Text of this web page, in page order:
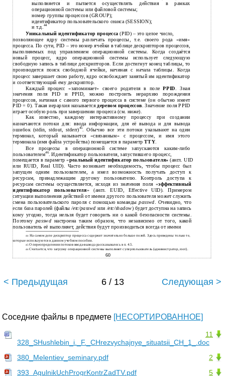
выполняется и пытается осуществлять действия в рамках
операционной системы или файловой системы;
номер группы процессов (GROUP);
идентификатор пользовательского сеанса (SESSION);
и т.д.44
Уникальный идентификатор процесса(PID) – это целое число,
позволяющее ядру системы различать процессы, т.е. своего рода «имя»
процесса. По сути, PID – это номер ячейки в таблице дескрипторов процессов,
выполняемых под управлением операционной системы. Когда создаётся
новый процесс, ядро операционной системы использует следующую
свободную запись в таблице дескрипторов. Если достигнут конец таблицы, то
производится поиск свободной ячейки, начиная с начала таблицы. Когда
процесс завершает свою работу, ядро освобождает занятый им идентификатор
и соответствующий ему дескриптор.
Каждый процесс «запоминает» своего родителя в полеPPID . Зная
значения поля PID и PPID, можно построить иерархию порождения
процессов, начиная с самого первого процесса в системе (он обычно имеет
PID = 0). Такая иерархия называетсядеревом процессов. Значение поля PPID
играет особую роль при завершении процесса (см. ниже).
Как известно, каждому интерактивному процессу при создании
назначаются потоки для: ввода информации, для её вывода и для вывода
ошибок (stdin, stdout, stderr)45. Обычно все эти потоки указывают на один
терминал, который называется «связанным» с процессом, и имя этого
терминала (имя файла устройства) помещается в параметрTTY.
Все процессы в операционной системе запускаются каким-либо
пользователем46. Идентификатор пользователя, запустившего процесс,
помещается в параметр «реальный идентификатор пользователя»(англ. UID
или RUID, Real UID). Часто возникает необходимость, чтобы процесс был
запущен одним пользователем, а имел возможность получать доступ к
ресурсам, принадлежащим другому пользователю. Контроль доступа к
ресурсам системы осуществляется, исходя из значения поля «эффективный
идентификатор пользователя» (англ. EUID, Effective UID). Примером
ситуации выполнения действий от имени другого пользователя может служить
смена пользовательского пароля с помощью командыpasswd. Очевидно, что
если база паролей (файлы/etc/passwd или/etc/shadow) будет доступна на запись
кому угодно, тогда нельзя будет говорить ни о какой безопасности системы.
Поэтому passwd настроена таким образом, что независимо от того, какой
пользователь её выполняет, действия будут производиться всегда от имени
44 На самом деле дескриптор процесса содержит значительно больше полей. Здесь приведены только те,
которые используются в данном учебном пособии.
45 О переопределении потоков ввода-вывода рассказывалось в п. 4.5.
46 Считается, что загрузку операционной системы выполняет суперпользователь (администратор, root).
60
< Предыдущая 6 / 13 Следующая >
Соседние файлы в предмете [НЕСОРТИРОВАННОЕ]
11
328_SHushlebin_i._F._CHrezvychajnye_situatsii_CH_1_.doc
2
380_Melentiev_seminary.pdf
5
393_AgulnikUchProgrKontrZadTV.pdf